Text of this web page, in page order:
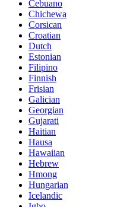
Cebuano
Chichewa
Corsican
Croatian
Dutch
Estonian
Filipino
Finnish
Frisian
Galician
Georgian
Gujarati
Haitian
Hausa
Hawaiian
Hebrew
Hmong
Hungarian
Icelandic